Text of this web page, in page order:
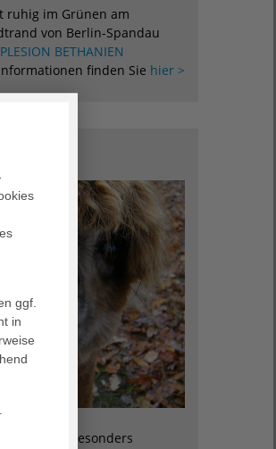
ruhig im Grünen am
von Berlin-Spandau
BETHANIEN
finden Sie hier >
Jahre alt, besonders
ggf.
in